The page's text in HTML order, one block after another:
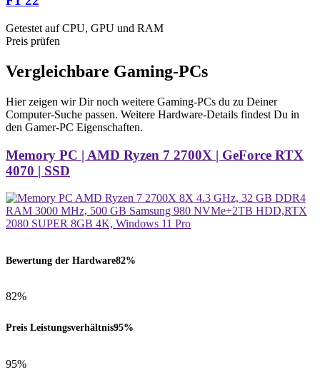
Getestet auf CPU, GPU und RAM
Preis prüfen
Vergleichbare Gaming-PCs
Hier zeigen wir Dir noch weitere Gaming-PCs du zu Deiner
Computer-Suche passen. Weitere Hardware-Details findest Du in
den Gamer-PC Eigenschaften.
Memory PC | AMD Ryzen 7 2700X | GeForce RTX
4070 | SSD
Bewertung der Hardware82%
82%
Preis Leistungsverhältnis95%
95%